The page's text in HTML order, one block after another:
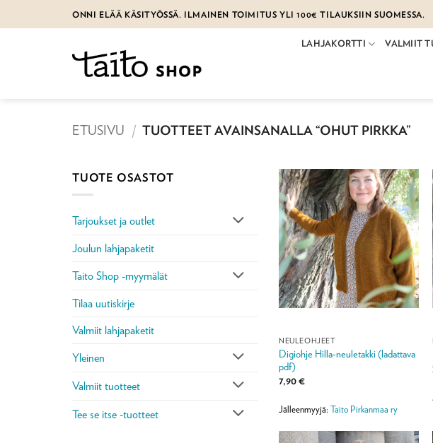
to
ONNI ELÄÄ KÄSITYÖSSÄ. ILMAINEN TOIMITUS YLI 100€ TILAUKSIIN SUOMESSA.
LAHJAKORTTI VALMIIT
ETUSIVU / TUOTTEET AVAINSANALLA “OHUT PIRKKA”
TUOTE OSASTOT
Tarjoukset ja outlet
Joulun lahjapaketit
Taito Shop -myymälät
Tilaa uutiskirje
Valmiit lahjapaketit
Yleinen
Valmiit tuotteet
Tee se itse -tuotteet
NEULEOHJEET
Digiohje Hilla-neuletakki (ladattava
pdf)
7,90€
Jälleenmyyjä:Taito Pirkanmaa ry